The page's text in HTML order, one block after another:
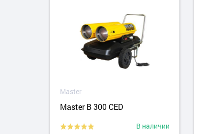
Master
Master B 300 CED
В наличии